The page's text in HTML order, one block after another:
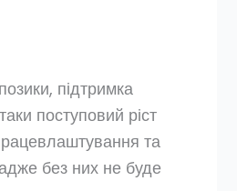
підтримка
поступовий ріст
та
без них не буде